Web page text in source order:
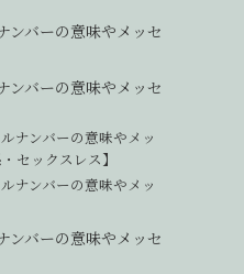
ンバーの意味やメッセ
ンバーの意味やメッセ
ナンバーの意味やメッ
セックスレス】
ナンバーの意味やメッ
ンバーの意味やメッセ